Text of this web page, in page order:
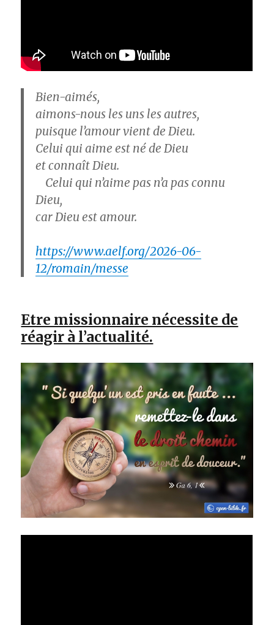
Bien-aimés,
aimons-nous les uns les autres,
puisque l’amour vient de Dieu.
Celui qui aime est né de Dieu
et connaît Dieu.
Celui qui n’aime pas n’a pas connu
Dieu,
car Dieu est amour.
https://www.aelf.org/2026-06-
12/romain/messe
Etre missionnaire nécessite de
réagir à l’actualité.